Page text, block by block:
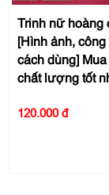
Trinh nữ hoàng
[Hình ảnh,
cách dùng]
chất lượng tốt
120.000 đ